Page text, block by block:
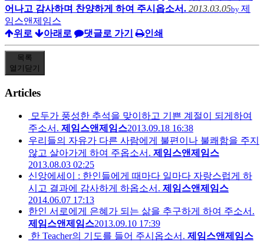
어나고 감사하며 찬양하게 하여 주시옵소서. 2013.03.05by 제
임스앤제임스
위로
아래로 댓글로 가기 인쇄
목록
열기 닫기
Articles
모두가 풍성한 추석을 맞이하고 기쁜 계절이 되게하여
주소서. 제임스앤제임스2013.09.18 16:38
우리들의 자유가 다른 사람에게 불편이나 불쾌함을 주지
않고 살아가게 하여 주옵소서. 제임스앤제임스
2013.08.03 02:25
신앙에세이 : 한인들에게 때마다 일마다 자랑스럽게 하
시고 결과에 감사하게 하옵소서. 제임스앤제임스
2014.06.07 17:13
한인 서로에게 은혜가 되는 삶을 추구하게 하여 주소서.
제임스앤제임스2013.09.10 17:39
한 Teacher의 기도를 들어 주시옵소서. 제임스앤제임스